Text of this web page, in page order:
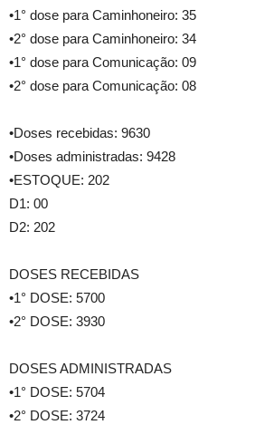
•1° dose para Caminhoneiro: 35
•2° dose para Caminhoneiro: 34
•1° dose para Comunicação: 09
•2° dose para Comunicação: 08
•Doses recebidas: 9630
•Doses administradas: 9428
•ESTOQUE: 202
D1: 00
D2: 202
DOSES RECEBIDAS
•1° DOSE: 5700
•2° DOSE: 3930
DOSES ADMINISTRADAS
•1° DOSE: 5704
•2° DOSE: 3724